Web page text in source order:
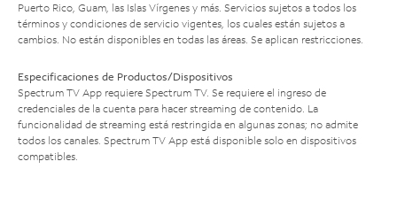
Puerto Rico, Guam, las Islas Vírgenes y más. Servicios sujetos a todos los
términos y condiciones de servicio vigentes, los cuales están sujetos a
cambios. No están disponibles en todas las áreas. Se aplican restricciones.
Especificaciones de Productos/Dispositivos
Spectrum TV App requiere Spectrum TV. Se requiere el ingreso de
credenciales de la cuenta para hacer streaming de contenido. La
funcionalidad de streaming está restringida en algunas zonas; no admite
todos los canales. Spectrum TV App está disponible solo en dispositivos
compatibles.